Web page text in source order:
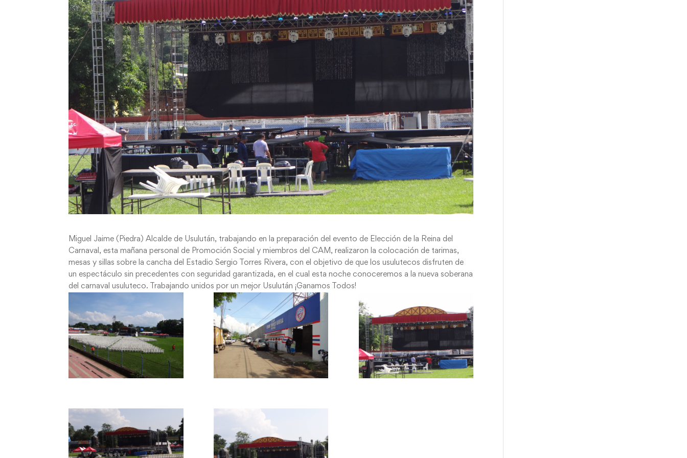
Miguel Jaime (Piedra) Alcalde de Usulután, trabajando en la preparación del evento de Elección de la Reina del
Carnaval, esta mañana personal de Promoción Social y miembros del CAM, realizaron la colocación de tarimas,
mesas y sillas sobre la cancha del Estadio Sergio Torres Rivera, con el objetivo de que los usulutecos disfruten de
un espectáculo sin precedentes con seguridad garantizada, en el cual esta noche conoceremos a la nueva soberana
del carnaval usuluteco. Trabajando unidos por un mejor Usulután ¡Ganamos Todos!